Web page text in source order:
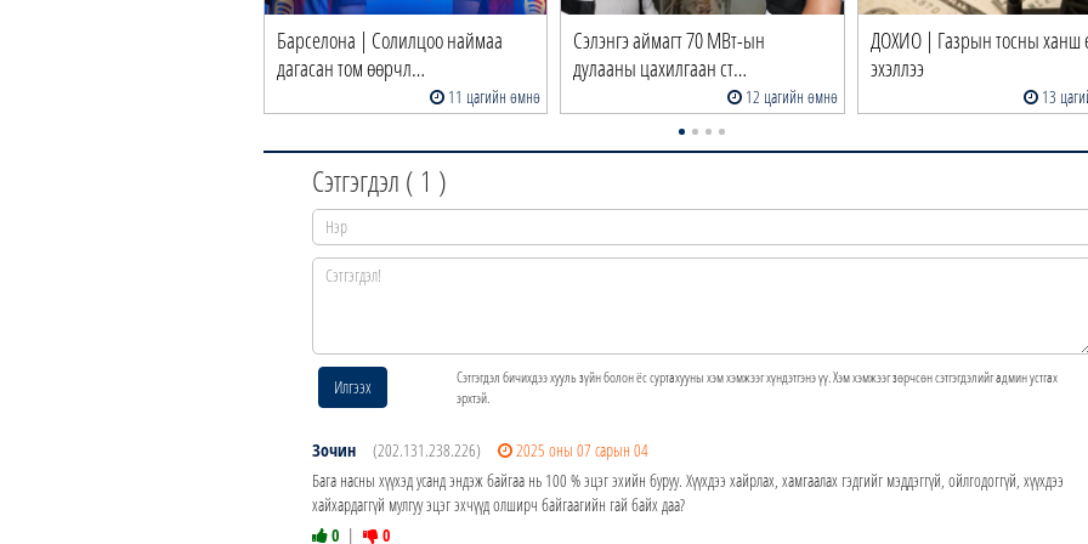
Барселона | Солилцоо наймаа
дагасан том өөрчл…
11 цагийн өмнө
Сэлэнгэ аймагт 70 МВт-ын
дулааны цахилгаан ст…
12 цагийн өмнө
ДОХИО | Газрын тосны ханш
эхэллээ
13
Сэтгэгдэл ( 1 )
Илгээх
Сэтгэгдэл бичихдээ хууль зүйн болон ёс суртахууны хэм хэмжээг хүндэтгэнэ үү. Хэм хэмжээг зөрчсөн сэтгэгдэлийг админ устгах
эрхтэй.
Зочин (202.131.238.226)
2025 оны 07 сарын 04
Бага насны хүүхэд усанд эндэж байгаа нь 100 % эцэг эхийн буруу. Хүүхдээ хайрлах, хамгаалах гэдгийг мэддэггүй, ойлгодоггүй, хүүхдээ
хайхардаггүй мулгуу эцэг эхчүүд олширч байгаагийн гай байх даа?
0 | 0